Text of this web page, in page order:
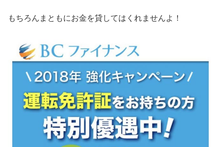
もちろんまともにお金を貸してはくれませんよ！